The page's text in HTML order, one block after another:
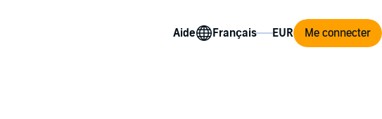
Aide Me connecter